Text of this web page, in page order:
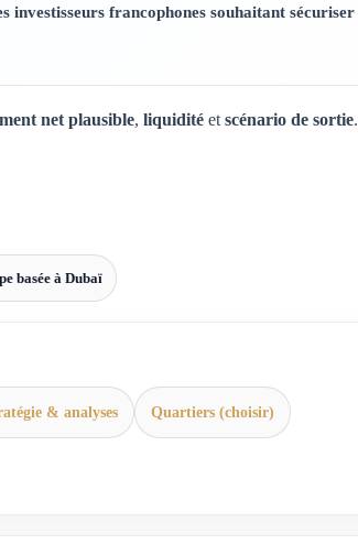
investisseurs francophones souhaitant sécuriser
net plausible, liquidité et scénario de sortie.
basée à Dubaï
& analyses Quartiers (choisir)